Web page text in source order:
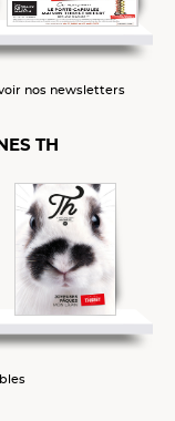
nos newsletters
TH